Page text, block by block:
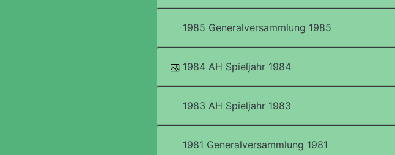
1985 Generalversammlung 1985
1984 AH Spieljahr 1984
1983 AH Spieljahr 1983
1981 Generalversammlung 1981